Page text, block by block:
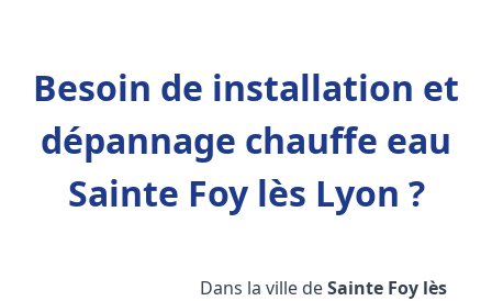
Besoin de installation et
dépannage chauffe eau
Sainte Foy lès Lyon ?
Dans la ville deSainte Foy lès